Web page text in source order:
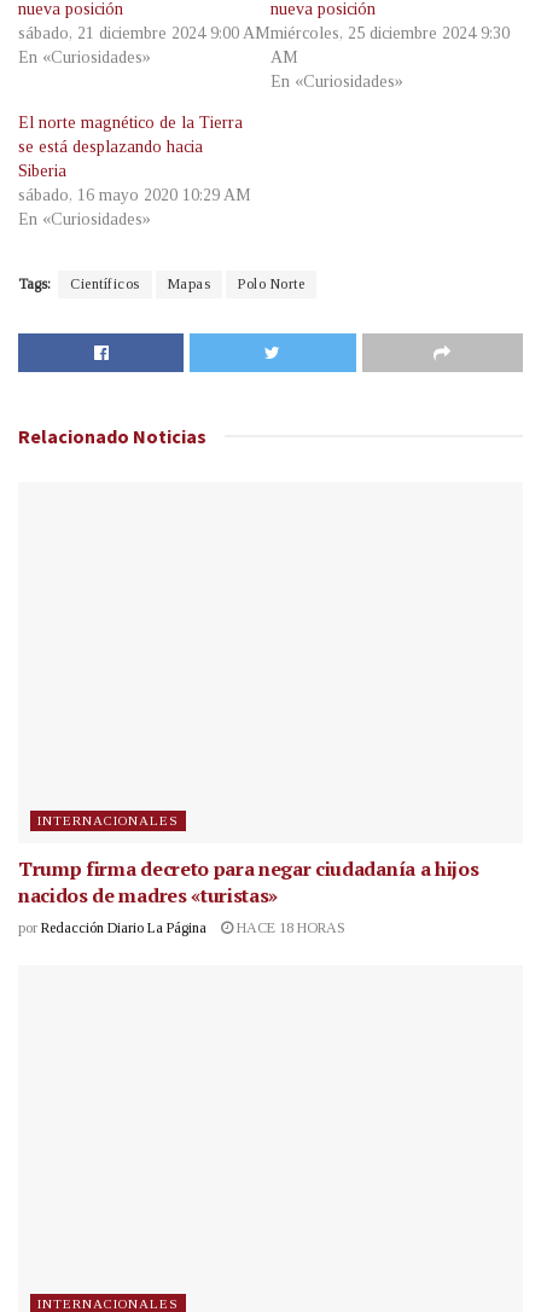
nueva posición
sábado, 21 diciembre 2024 9:00 AM
En «Curiosidades»
nueva posición
miércoles, 25 diciembre 2024 9:30
AM
En «Curiosidades»
El norte magnético de la Tierra
se está desplazando hacia
Siberia
sábado, 16 mayo 2020 10:29 AM
En «Curiosidades»
Tags: Científicos Mapas Polo Norte
Relacionado Noticias
INTERNACIONALES
Trump firma decreto para negar ciudadanía a hijos
nacidos de madres «turistas»
por Redacción Diario La Página HACE 18 HORAS
INTERNACIONALES